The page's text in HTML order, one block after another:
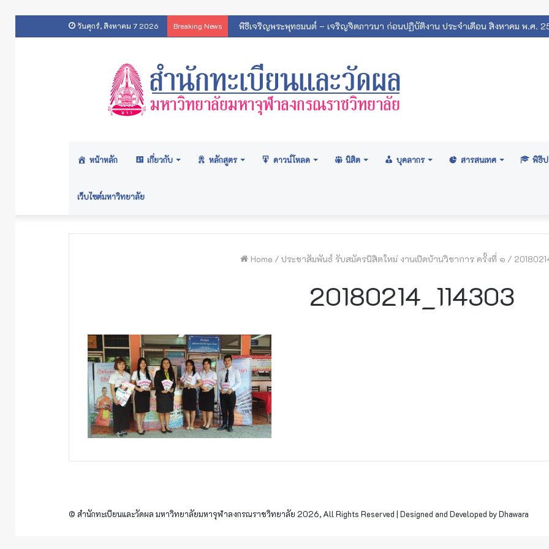
วันศุกร์, สิงหาคม 7 2026 Breaking News พิธีเจริญพระพุทธมนต์ – เจริญจิตภาวนา ก่อนปฏิบัติงาน ประจำเดือน สิงหาคม พ.ศ.
หน้าหลัก เกี่ยวกับ หลักสูตร ดาวน์โหลด นิสิต บุคลากร สารสนเทศ พิธี
เว็บไซต์มหาวิทยาลัย
Home / ประชาสัมพันธ์ รับสมัครนิสิตใหม่ งานเปิดบ้านวิชาการ ครั้งที่ ๑ /
20180214_114303
© สำนักทะเบียนและวัดผล มหาวิทยาลัยมหาจุฬาลงกรณราชวิทยาลัย 2026, All Rights Reserved | Designed and Developed by Dhawara